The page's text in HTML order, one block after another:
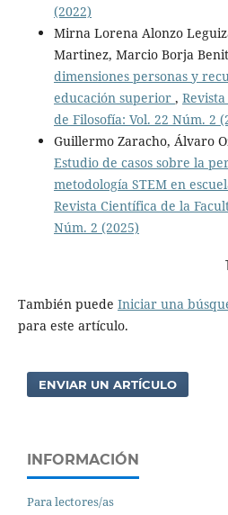
(2022)
Mirna Lorena Alonzo
Martinez, Marcio Borja
dimensiones personas y
educación superior ,
de Filosofía: Vol. 22 Núm. 2
Guillermo Zaracho, Álvaro
Estudio de casos sobre la
metodología STEM en
Revista Científica de la
Núm. 2 (2025)
También puede Iniciar una
para este artículo.
ENVIAR UN ARTÍCULO
INFORMACIÓN
Para lectores/as